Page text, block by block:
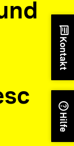
chat
Kontakt
help
Hilfe